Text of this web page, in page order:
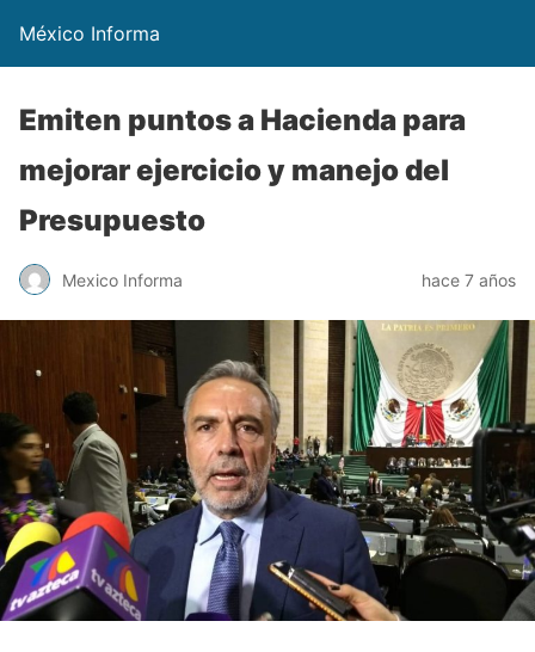
México Informa
Emiten puntos a Hacienda para
mejorar ejercicio y manejo del
Presupuesto
Mexico Informa hace 7 años